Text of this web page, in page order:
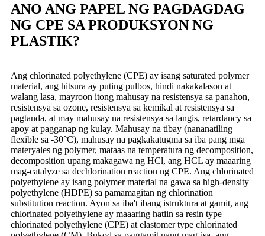
ANO ANG PAPEL NG PAGDAGDAG
NG CPE SA PRODUKSYON NG
PLASTIK?
Ang chlorinated polyethylene (CPE) ay isang saturated polymer
material, ang hitsura ay puting pulbos, hindi nakakalason at
walang lasa, mayroon itong mahusay na resistensya sa panahon,
resistensya sa ozone, resistensya sa kemikal at resistensya sa
pagtanda, at may mahusay na resistensya sa langis, retardancy sa
apoy at pagganap ng kulay. Mahusay na tibay (nananatiling
flexible sa -30°C), mahusay na pagkakatugma sa iba pang mga
materyales ng polymer, mataas na temperatura ng decomposition,
decomposition upang makagawa ng HCl, ang HCL ay maaaring
mag-catalyze sa dechlorination reaction ng CPE. Ang chlorinated
polyethylene ay isang polymer material na gawa sa high-density
polyethylene (HDPE) sa pamamagitan ng chlorination
substitution reaction. Ayon sa iba't ibang istruktura at gamit, ang
chlorinated polyethylene ay maaaring hatiin sa resin type
chlorinated polyethylene (CPE) at elastomer type chlorinated